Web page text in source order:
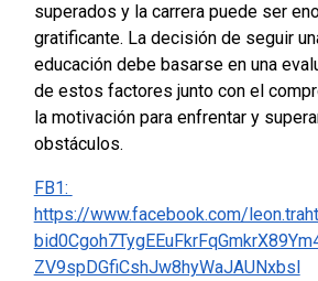
superados y la carrera puede ser
gratificante. La decisión de seguir
educación debe basarse en una
de estos factores junto con el
la motivación para enfrentar y
obstáculos.
FB1:
https://www.facebook.com/
ZV9spDGfiCshJw8hyWaJAUNxbsl